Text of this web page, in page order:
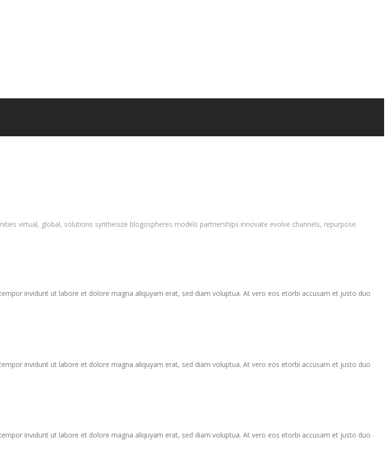
virtual, global, solutions synthesize blogospheres models partnerships innovate evolve channels, repurpose.
invidunt ut labore et dolore magna aliquyam erat, sed diam voluptua. At vero eos etorbi accusam et justo duo
invidunt ut labore et dolore magna aliquyam erat, sed diam voluptua. At vero eos etorbi accusam et justo duo
invidunt ut labore et dolore magna aliquyam erat, sed diam voluptua. At vero eos etorbi accusam et justo duo